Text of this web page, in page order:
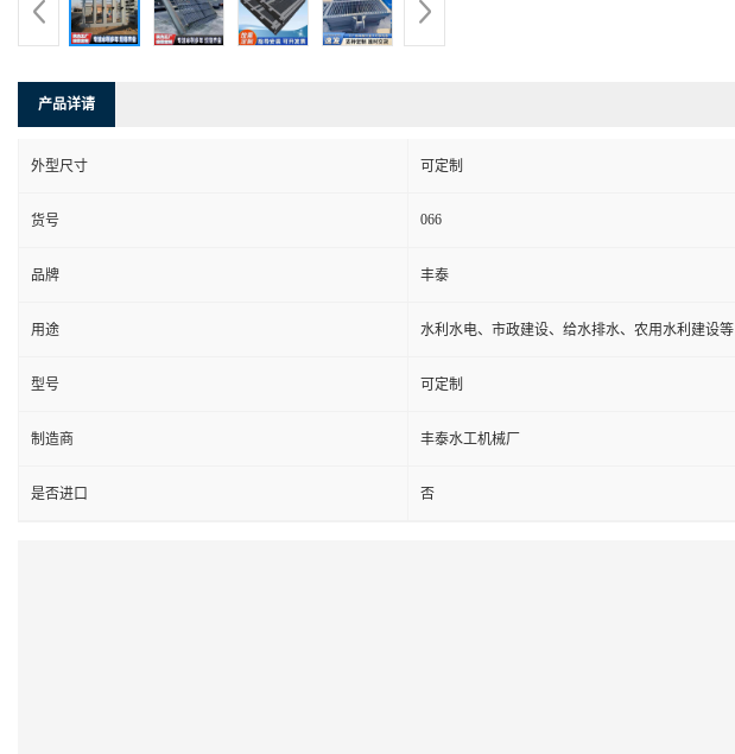
产品详请
外型尺寸 可定制
货号 066
品牌 丰泰
用途 水利水电、市政建设、给水排水、农用水利建设等
型号 可定制
制造商 丰泰水工机械厂
是否进口 否